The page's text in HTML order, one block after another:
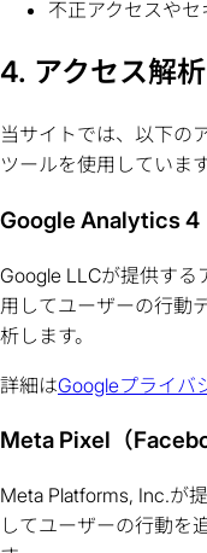
不正アクセスや
4. アクセス解
当サイトでは、以下の
ツールを使用していま
Google Analytics 4
Google LLCが提供する
用してユーザーの行動
析します。
詳細はGoogleプライバ
Meta Pixel（
Meta Platforms, Inc.が
してユーザーの行動を